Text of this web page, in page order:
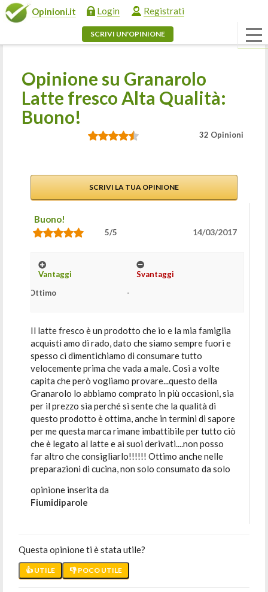
Opinioni.it Login Registrati
SCRIVI UN'OPINIONE
Opinione su Granarolo
Latte fresco Alta Qualità:
Buono!
32 Opinioni
SCRIVI LA TUA OPINIONE
Buono!
5/5 14/03/2017
Vantaggi
Ottimo
Svantaggi
-
Il latte fresco è un prodotto che io e la mia famiglia
acquisti amo di rado, dato che siamo sempre fuori e
spesso ci dimentichiamo di consumare tutto
velocemente prima che vada a male. Così a volte
capita che però vogliamo provare...questo della
Granarolo lo abbiamo comprato in più occasioni, sia
per il prezzo sia perché si sente che la qualità di
questo prodotto è ottima, anche in termini di sapore
per me questa marca rimane imbattibile per tutto ciò
che è legato al latte e ai suoi derivati....non posso
far altro che consigliarlo!!!!!! Ottimo anche nelle
preparazioni di cucina, non solo consumato da solo
opinione inserita da
Fiumidiparole
Questa opinione ti è stata utile?
👍 UTILE 👎 POCO UTILE